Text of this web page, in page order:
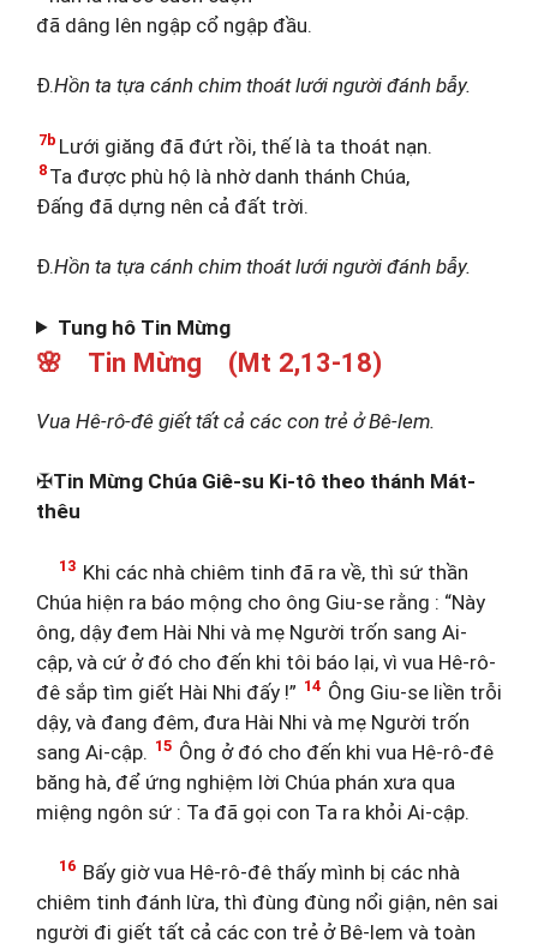
đã dâng lên ngập cổ ngập đầu.
Đ.Hồn ta tựa cánh chim thoát lưới người đánh bẫy.
7b Lưới giăng đã đứt rồi, thế là ta thoát nạn.
8 Ta được phù hộ là nhờ danh thánh Chúa,
Đấng đã dựng nên cả đất trời.
Đ.Hồn ta tựa cánh chim thoát lưới người đánh bẫy.
Tung hô Tin Mừng
🌸 Tin Mừng (Mt 2,13-18)
Vua Hê-rô-đê giết tất cả các con trẻ ở Bê-lem.
✠Tin Mừng Chúa Giê-su Ki-tô theo thánh Mát-
thêu
13 Khi các nhà chiêm tinh đã ra về, thì sứ thần
Chúa hiện ra báo mộng cho ông Giu-se rằng : “Này
ông, dậy đem Hài Nhi và mẹ Người trốn sang Ai-
cập, và cứ ở đó cho đến khi tôi báo lại, vì vua Hê-rô-
đê sắp tìm giết Hài Nhi đấy !” 14 Ông Giu-se liền trỗi
dậy, và đang đêm, đưa Hài Nhi và mẹ Người trốn
sang Ai-cập. 15 Ông ở đó cho đến khi vua Hê-rô-đê
băng hà, để ứng nghiệm lời Chúa phán xưa qua
miệng ngôn sứ : Ta đã gọi con Ta ra khỏi Ai-cập.
16 Bấy giờ vua Hê-rô-đê thấy mình bị các nhà
chiêm tinh đánh lừa, thì đùng đùng nổi giận, nên sai
người đi giết tất cả các con trẻ ở Bê-lem và toàn